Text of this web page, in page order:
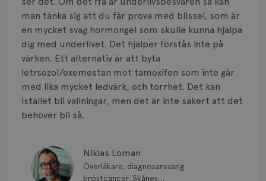
man tänka sig att du får prova med blissel, som är
en mycket svag hormongel som skulle kunna hjälpa
dig med underlivet. Det hjälper förstås inte på
värken. Ett alternativ är att byta
letrsozol/exemestan mot tamoxifen som inte går
med lika mycket ledvärk, och torrhet. Det kan
istället bli vallningar, men det är inte säkert att det
behöver bli så.
Niklas Loman
Överläkare, diagnosansvarig
bröstcancer, Skånes